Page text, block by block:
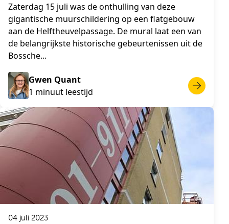
Zaterdag 15 juli was de onthulling van deze
gigantische muurschildering op een flatgebouw
aan de Helftheuvelpassage. De mural laat een van
de belangrijkste historische gebeurtenissen uit de
Bossche...
Gwen Quant
1 minuut leestijd
04 juli 2023